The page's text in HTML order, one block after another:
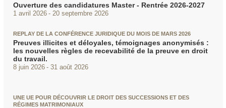
Ouverture des candidatures Master - Rentrée 2026-2027
1 avril 2026 20 septembre 2026
REPLAY DE LA CONFÉRENCE JURIDIQUE DU MOIS DE MARS 2026
Preuves illicites et déloyales, témoignages anonymisés :
les nouvelles règles de recevabilité de la preuve en droit
du travail.
8 juin 2026 31 août 2026
UNE UE POUR DÉCOUVRIR LE DROIT DES SUCCESSIONS ET DES
RÉGIMES MATRIMONIAUX